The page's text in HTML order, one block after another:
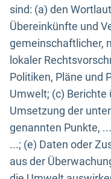
sind: (a) den
Übereinkünfte und
gemeinschaftlicher,
lokaler
Politiken, Pläne und
Umwelt; (c)
Umsetzung der
genannten Punkte,
...; (e) Daten oder
aus der